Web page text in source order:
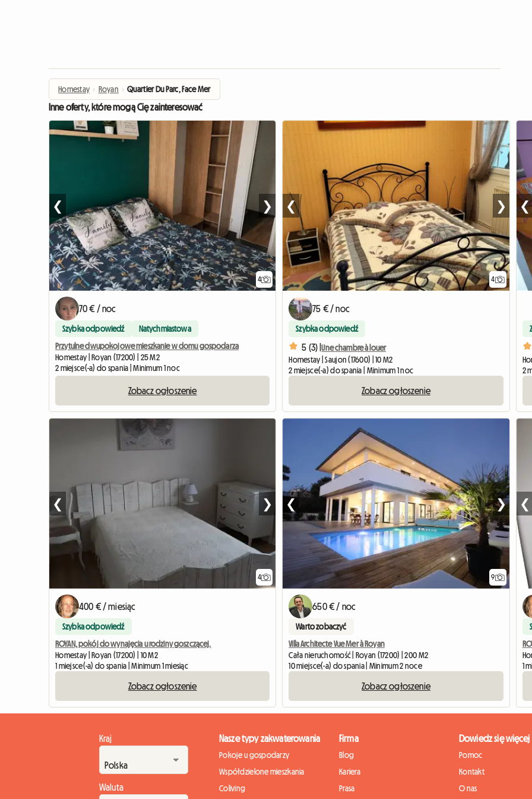
Homestay › Royan › Quartier Du Parc, Face Mer
Inne oferty, które mogą Cię zainteresować
4
❮ ❯
70 € / noc
Szybka odpowiedź Natychmiastowa
Przytulne dwupokojowe mieszkanie w domu gospodarza
Homestay | Royan (17200) | 25 M2
2 miejsce(-a) do spania | Minimum 1 noc
Zobacz ogłoszenie
4
❮ ❯
75 € / noc
Szybka odpowiedź
5 (3) |Une chambre à louer
Homestay | Saujon (17600) | 10 M2
2 miejsce(-a) do spania | Minimum 1 noc
Zobacz ogłoszenie
❮
2
4
❮ ❯
400 € / miesiąc
Szybka odpowiedź
ROYAN, pokój do wynajęcia u rodziny goszczącej.
Homestay | Royan (17200) | 10 M2
1 miejsce(-a) do spania | Minimum 1 miesiąc
Zobacz ogłoszenie
9
❮ ❯
650 € / noc
Warto zobaczyć
Villa Architecte Vue Mer à Royan
Cała nieruchomość | Royan (17200) | 200 M2
10 miejsce(-a) do spania | Minimum 2 noce
Zobacz ogłoszenie
❮
1
Kraj
Waluta
Nasze typy zakwaterowania
Pokoje u gospodarzy
Współdzielone mieszkania
Coliving
Firma
Blog
Kariera
Prasa
Dowiedz się więcej
Pomoc
Kontakt
O nas